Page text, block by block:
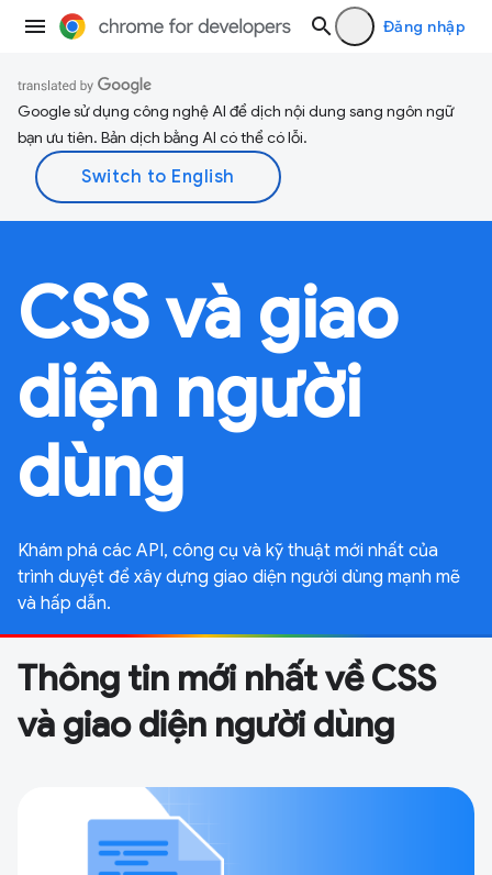
Đăng nhập
Google sử dụng công nghệ AI để dịch nội dung sang ngôn ngữ
bạn ưu tiên. Bản dịch bằng AI có thể có lỗi.
CSS và giao
diện người
dùng
Khám phá các API, công cụ và kỹ thuật mới nhất của
trình duyệt để xây dựng giao diện người dùng mạnh mẽ
và hấp dẫn.
Thông tin mới nhất về CSS
và giao diện người dùng